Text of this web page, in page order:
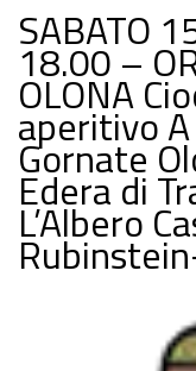
SABATO
18.00 –
OLONA
aperitivo
Gornate
Edera di
L’Albero